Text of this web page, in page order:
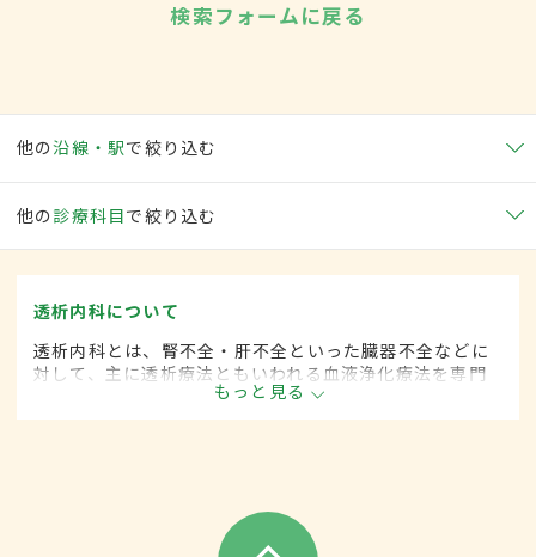
検索フォームに戻る
他の沿線・駅で絞り込む
他の 診療科目で絞り込む
透析内科について
透析内科とは、腎不全・肝不全といった臓器不全などに
対して、主に透析療法ともいわれる血液浄化療法を専門
的に取り扱う内科の一領域です。
もっと見る